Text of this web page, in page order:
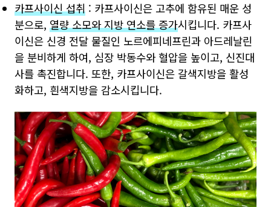
카프사이신 섭취 : 카프사이신은 고추에 함유된 매운 성
분으로, 열량 소모와 지방 연소를 증가시킵니다. 카프사
이신은 신경 전달 물질인 노르에피네프린과 아드레날린
을 분비하게 하여, 심장 박동수와 혈압을 높이고, 신진대
사를 촉진합니다. 또한, 카프사이신은 갈색지방을 활성
화하고, 흰색지방을 감소시킵니다.